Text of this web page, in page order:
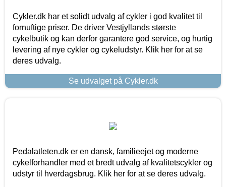
Cykler.dk har et solidt udvalg af cykler i god kvalitet til
fornuftige priser. De driver Vestjyllands største
cykelbutik og kan derfor garantere god service, og hurtig
levering af nye cykler og cykeludstyr. Klik her for at se
deres udvalg.
Se udvalget på Cykler.dk
Pedalatleten.dk er en dansk, familieejet og moderne
cykelforhandler med et bredt udvalg af kvalitetscykler og
udstyr til hverdagsbrug. Klik her for at se deres udvalg.